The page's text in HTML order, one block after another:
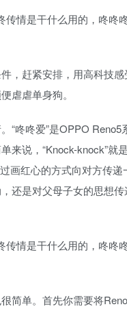
，赶紧安排，用高科技
虐虐单身狗。
“咚咚爱”是OPPO Reno5
来说，“Knock-knock”就
画红心的方式向对方传递
还是对父母子女的思想
简单。首先你需要将